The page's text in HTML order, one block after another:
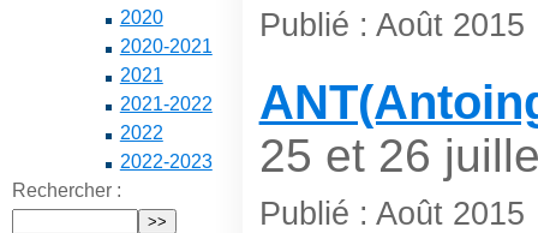
2020
2020-2021
2021
2021-2022
2022
2022-2023
Rechercher :
Publié : Août 2015
25 et 26
Publié : Août 2015